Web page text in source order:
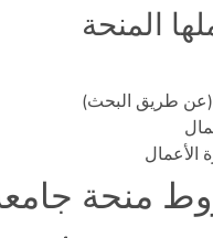
المنحة
(عن طريق البحث)
الأعمال
منحة